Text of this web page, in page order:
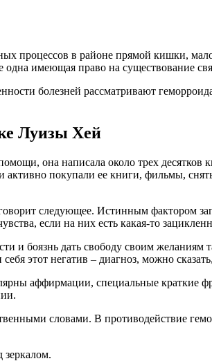
процессов в районе прямой кишки,
имеющая право на существование
болезней рассматривают
Луизы Хей
она написала около трех
активно покупали ее книги, фильмы,
следующее. Истинным фактором
если на них есть какая-то
и боязнь дать свободу своим желаниям
этот негатив – диагноз, можно
аффирмации, специальные краткие
словами. В противодействие